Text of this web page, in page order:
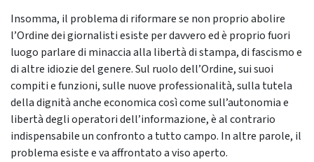
Insomma, il problema di riformare se non proprio abolire
l’Ordine dei giornalisti esiste per davvero ed è proprio fuori
luogo parlare di minaccia alla libertà di stampa, di fascismo e
di altre idiozie del genere. Sul ruolo dell’Ordine, sui suoi
compiti e funzioni, sulle nuove professionalità, sulla tutela
della dignità anche economica così come sull’autonomia e
libertà degli operatori dell’informazione, è al contrario
indispensabile un confronto a tutto campo. In altre parole, il
problema esiste e va affrontato a viso aperto.